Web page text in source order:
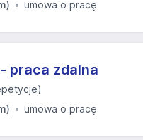
umowa o pracę
praca zdalna
umowa o pracę